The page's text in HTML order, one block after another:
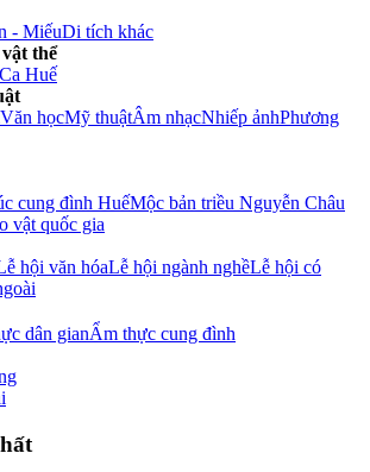
- MiếuDi tích khác
thể
Ca Huế
Văn họcMỹ thuậtÂm nhạcNhiếp ảnhPhương
cung đình HuếMộc bản triều Nguyễn Châu
vật quốc gia
hội văn hóaLễ hội ngành nghềLễ hội có
dân gianẨm thực cung đình